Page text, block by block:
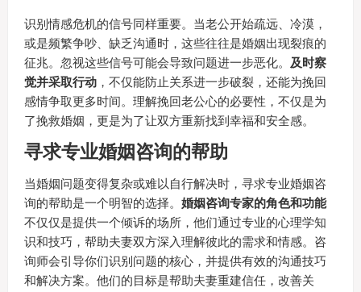
识别情感危机的信号同样重要。当老公开始疏远、冷漠，
或是频繁争吵、缺乏沟通时，这些往往是婚姻出现裂痕的
征兆。忽视这些信号可能会导致问题进一步恶化。 及时察
觉并采取行动，不仅能防止关系进一步破裂，还能为挽回
感情争取更多时间。理解挽回老公心的必要性，不仅是为
了挽救婚姻，更是为了让双方重新找到幸福和安全感。
寻求专业婚姻咨询的帮助
当婚姻问题变得复杂或难以自行解决时，寻求专业婚姻咨
询的帮助是一个明智的选择。 婚姻咨询专家的角色和功能
不仅仅是提供一个倾诉的场所，他们通过专业的心理学知
识和技巧，帮助夫妻双方深入理解彼此的需求和情感。咨
询师会引导你们识别问题的核心，并提供有效的沟通技巧
和解决方案。他们的目标是帮助夫妻重建信任，改善关